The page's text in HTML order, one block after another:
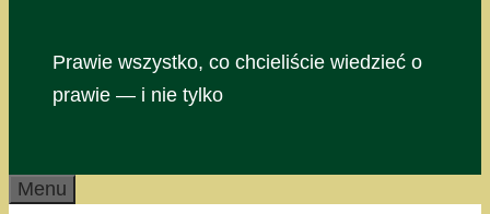
Prawie wszystko, co chcieliście wiedzieć o
prawie — i nie tylko
Menu